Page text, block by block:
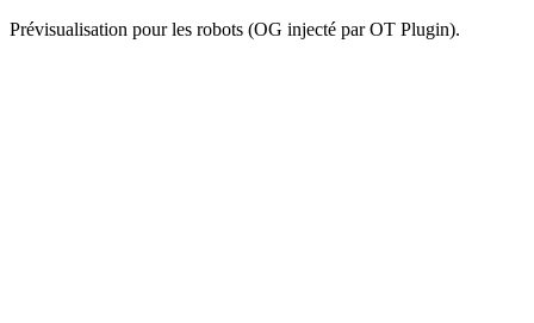
Prévisualisation pour les robots (OG injecté par OT Plugin).